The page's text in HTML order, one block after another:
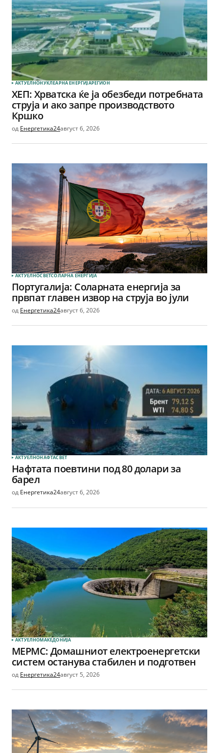
АКТУЕЛНОНУКЛЕАРНА ЕНЕРГИЈАРЕГИОН
ХЕП: Хрватска ќе ја обезбеди потребната
струја и ако запре производството
Кршко
од Енергетика24август 6, 2026
АКТУЕЛНОСВЕТСОЛАРНА EНЕРГИЈА
Португалија: Соларната енергија за
првпат главен извор на струја во јули
од Енергетика24август 6, 2026
АКТУЕЛНОНАФТАСВЕТ
Нафтата поевтини под 80 долари за
барел
од Енергетика24август 6, 2026
АКТУЕЛНОМАКЕДОНИЈА
МЕРМС: Домашниот електроенергетски
систем останува стабилен и подготвен
од Енергетика24август 5, 2026